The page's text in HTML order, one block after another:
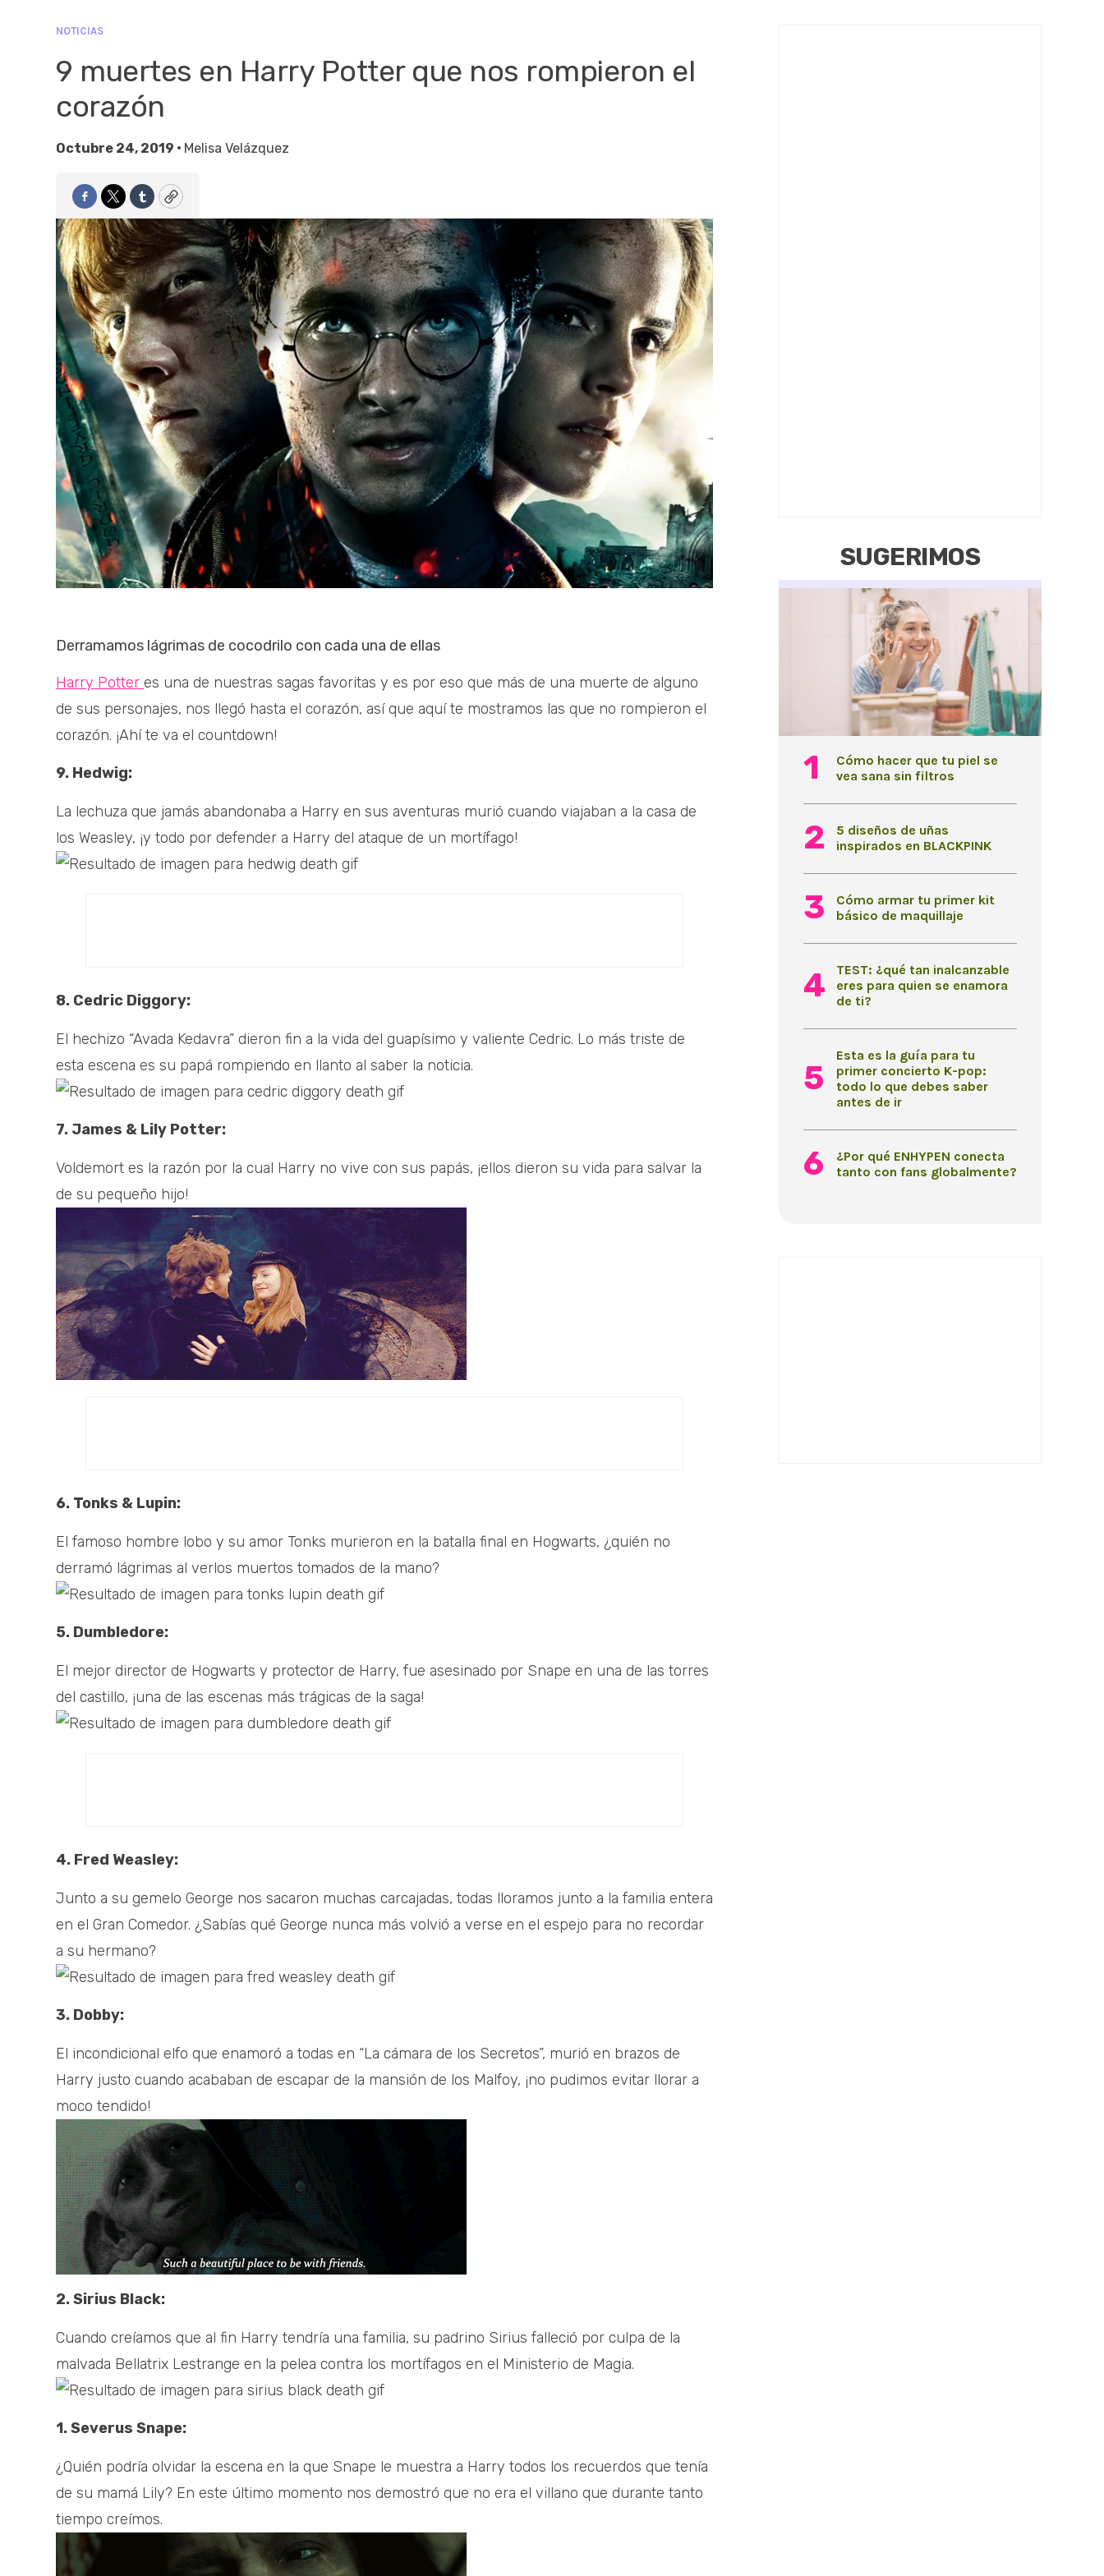
NOTICIAS
9 muertes en Harry Potter que nos rompieron el
corazón
Octubre 24, 2019 • Melisa Velázquez
Facebook
TwitterTumblrCopy
Derramamos lágrimas de cocodrilo con cada una de ellas
Harry Potter es una de nuestras sagas favoritas y es por eso que más de una muerte de alguno
de sus personajes, nos llegó hasta el corazón, así que aquí te mostramos las que no rompieron el
corazón. ¡Ahí te va el countdown!
9. Hedwig:
La lechuza que jamás abandonaba a Harry en sus aventuras murió cuando viajaban a la casa de
los Weasley, ¡y todo por defender a Harry del ataque de un mortífago!
8. Cedric Diggory:
El hechizo “Avada Kedavra” dieron fin a la vida del guapísimo y valiente Cedric. Lo más triste de
esta escena es su papá rompiendo en llanto al saber la noticia.
7. James & Lily Potter:
Voldemort es la razón por la cual Harry no vive con sus papás, ¡ellos dieron su vida para salvar la
de su pequeño hijo!
6. Tonks & Lupin:
El famoso hombre lobo y su amor Tonks murieron en la batalla final en Hogwarts, ¿quién no
derramó lágrimas al verlos muertos tomados de la mano?
5. Dumbledore:
El mejor director de Hogwarts y protector de Harry, fue asesinado por Snape en una de las torres
del castillo, ¡una de las escenas más trágicas de la saga!
4. Fred Weasley:
Junto a su gemelo George nos sacaron muchas carcajadas, todas lloramos junto a la familia entera
en el Gran Comedor. ¿Sabías qué George nunca más volvió a verse en el espejo para no recordar
a su hermano?
3. Dobby:
El incondicional elfo que enamoró a todas en “La cámara de los Secretos”, murió en brazos de
Harry justo cuando acababan de escapar de la mansión de los Malfoy, ¡no pudimos evitar llorar a
moco tendido!
2. Sirius Black:
Cuando creíamos que al fin Harry tendría una familia, su padrino Sirius falleció por culpa de la
malvada Bellatrix Lestrange en la pelea contra los mortífagos en el Ministerio de Magia.
1. Severus Snape:
¿Quién podría olvidar la escena en la que Snape le muestra a Harry todos los recuerdos que tenía
de su mamá Lily? En este último momento nos demostró que no era el villano que durante tanto
tiempo creímos.
SUGERIMOS
Cómo hacer que tu piel se
vea sana sin filtros
5 diseños de uñas
inspirados en BLACKPINK
Cómo armar tu primer kit
básico de maquillaje
TEST: ¿qué tan inalcanzable
eres para quien se enamora
de ti?
Esta es la guía para tu
primer concierto K-pop:
todo lo que debes saber
antes de ir
¿Por qué ENHYPEN conecta
tanto con fans globalmente?